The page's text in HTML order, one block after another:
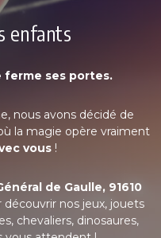
enfants
ses portes.
nous avons décidé de
la magie opère vraiment
vous !
de Gaulle, 91610
découvrir nos jeux, jouets
chevaliers, dinosaures,